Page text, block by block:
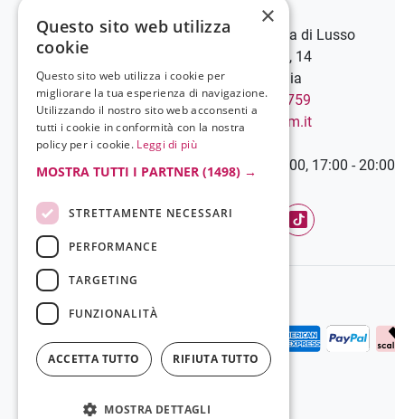
Grela Parfum - Profumeria di Lusso
C.so Vittorio Emanuele III, 14
89900 Vibo Valentia - Italia
Chiamaci: +39 0963 544759
Scrivici:info@grelaparfum.it
Orari
Lunedì-Sabato: 9:00 - 13:00, 17:00 - 20:00
Facebook InstagramTikTok
×
Questo sito web utilizza
cookie
Questo sito web utilizza i cookie per
migliorare la tua esperienza di navigazione.
Utilizzando il nostro sito web acconsenti a
tutti i cookie in conformità con la nostra
policy per i cookie. Leggi di più
MOSTRA TUTTI I PARTNER (1498) →
STRETTAMENTE NECESSARI
PERFORMANCE
TARGETING
FUNZIONALITÀ
ACCETTA TUTTO RIFIUTA TUTTO
MOSTRA DETTAGLI